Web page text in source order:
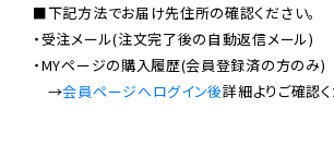
■下記方法でお届け先住所の確認ください。
・受注メール(注文完了後の自動返信メール)
・MYページの購入履歴(会員登録済の方のみ)
→会員ページへログイン後詳細よりご確認く